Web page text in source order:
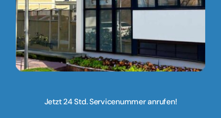
Jetzt 24 Std. Servicenummer anrufen!